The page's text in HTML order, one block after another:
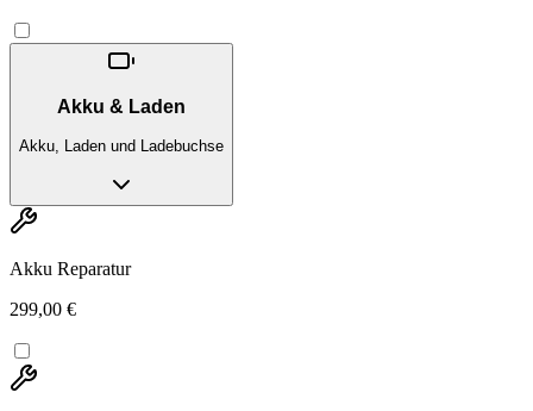
Akku & Laden
Akku, Laden und Ladebuchse
Akku Reparatur
299,00 €